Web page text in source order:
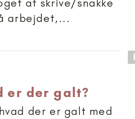
at skrive/snakke
arbejdet,...
er der galt?
der er galt med